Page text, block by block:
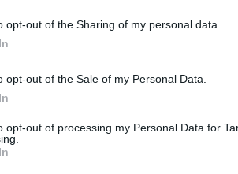
opt-out of the Sharing of my personal data.
opt-out of the Sale of my Personal Data.
opt-out of processing my Personal Data for
οι υψηλές τιμές στα καύσιμα
αυξήσεις των προηγούμενων 10
και μια απότομη πτώση, όπως
στο 8%, δεν μπορεί να